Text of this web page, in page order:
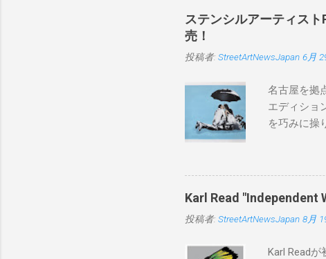
ステンシルアーティスト
売！
投稿者: StreetArtNewsJapan 6月
名古屋を拠
エディショ
を巧みに操
BLUE/
550mm 価
Karl Read "Independent
投稿者: StreetArtNewsJapan 8月
Karl Read